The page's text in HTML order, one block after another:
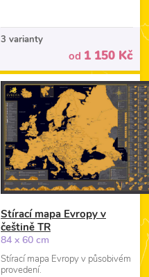
3 varianty
od 1 150 Kč
Stírací mapa Evropy v
češtině TR
84 x 60 cm
Stírací mapa Evropy v působivém
provedení.